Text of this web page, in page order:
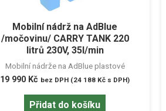
Mobilní nádrž na AdBlue
/močovinu/ CARRY TANK 220
litrů 230V, 35l/min
Mobilní nádrže na AdBlue plastové
19 990 Kč bez DPH (24 188 Kč s DPH)
Přidat do košíku